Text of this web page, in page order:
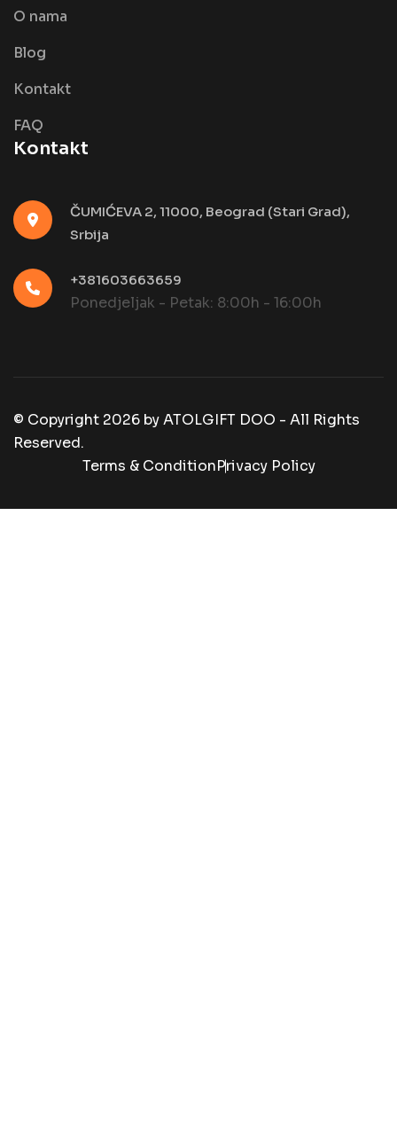
O nama
Blog
Kontakt
FAQ
Kontakt
ČUMIĆEVA 2, 11000, Beograd (Stari Grad),
Srbija
+381603663659
Ponedjeljak - Petak: 8:00h - 16:00h
© Copyright 2026 byATOLGIFT DOO - All Rights
Reserved.
Terms & ConditionPrivacy Policy